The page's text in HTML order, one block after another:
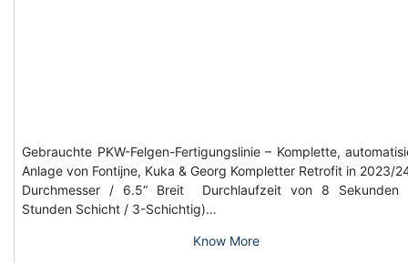
Gebrauchte PKW-Felgen-Fertigungslinie – Komplette,
Anlage von Fontijne, Kuka & Georg Kompletter Retrofit in 2023/
Durchmesser / 6.5“ Breit Durchlaufzeit von 8 Sekunden
Stunden Schicht / 3-Schichtig)…
Know More